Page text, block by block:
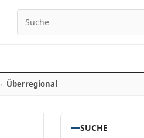
Suchen nach:
Überregional
SUCHE